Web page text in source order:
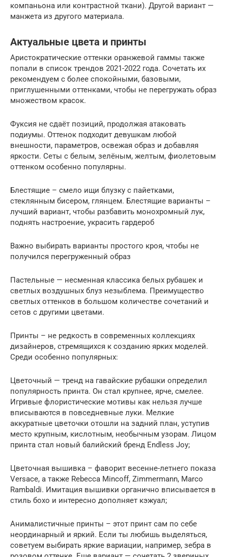
компаньона или контрастной ткани). Другой вариант —
манжета из другого материала.
Актуальные цвета и принты
Аристократические оттенки оранжевой гаммы также
попали в список трендов 2021-2022 года. Сочетать их
рекомендуем с более спокойными, базовыми,
приглушенными оттенками, чтобы не перегружать образ
множеством красок.
Фуксия не сдаёт позиций, продолжая атаковать
подиумы. Оттенок подходит девушкам любой
внешности, параметров, освежая образ и добавляя
яркости. Сеты с белым, зелёным, желтым, фиолетовым
оттенком особенно популярны.
Блестящие – смело ищи блузку с пайетками,
стеклянным бисером, глянцем. Блестящие варианты –
лучший вариант, чтобы разбавить монохромный лук,
поднять настроение, украсить гардероб
Важно выбирать варианты простого кроя, чтобы не
получился перегруженный образ
Пастельные — несменная классика белых рубашек и
светлых воздушных блуз незыблема. Преимущество
светлых оттенков в большом количестве сочетаний и
сетов с другими цветами.
Принты – не редкость в современных коллекциях
дизайнеров, стремящихся к созданию ярких моделей.
Среди особенно популярных:
Цветочный — тренд на гавайские рубашки определил
популярность принта. Он стал крупнее, ярче, смелее.
Игривые флористические мотивы как нельзя лучше
вписываются в повседневные луки. Мелкие
аккуратные цветочки отошли на задний план, уступив
место крупным, кислотным, необычным узорам. Лицом
принта стал новый балийский бренд Endless Joy;
Цветочная вышивка – фаворит весенне-летнего показа
Versace, а также Rebecca Mincoff, Zimmermann, Marco
Rambaldi. Имитация вышивки органично вписывается в
стиль бохо и интересно дополняет кэжуал;
Анималистичные принты – этот принт сам по себе
неординарный и яркий. Если ты любишь выделяться,
советуем выбирать яркие вариации, например, зебра в